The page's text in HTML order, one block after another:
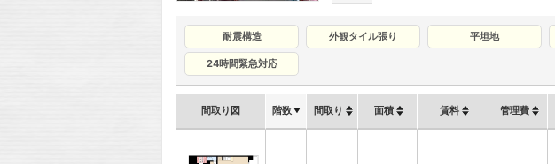
耐震構造 外観タイル張り 平坦地
24時間緊急対応
間取り図 階数 間取り 面積 賃料 管理費